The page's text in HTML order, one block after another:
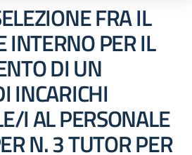
FRA IL
INTERNO PER IL
DI UN
INCARICHI
I AL PERSONALE
N. 3 TUTOR PER